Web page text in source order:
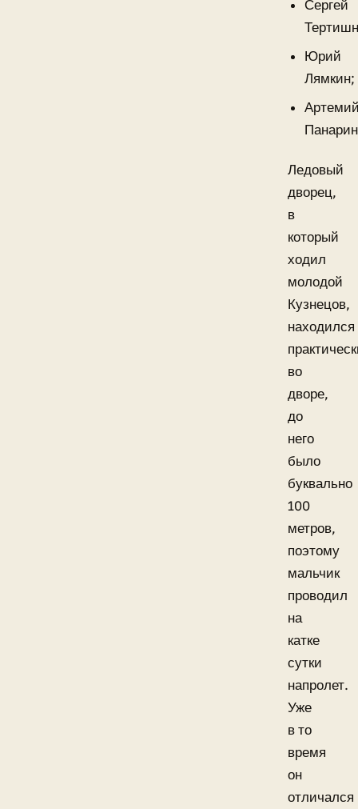
Сергей
Юрий
Лямкин;
Ледовый
дворец,
в
который
ходил
молодой
Кузнецов,
находился
во
дворе,
до
него
было
буквально
100
метров,
поэтому
мальчик
проводил
на
катке
сутки
напролет.
Уже
в то
время
он
отличался